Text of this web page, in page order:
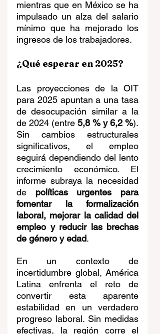
mientras que en México se ha
impulsado un alza del salario
mínimo que ha mejorado los
ingresos de los trabajadores.
¿Qué esperar en 2025?
Las proyecciones de la OIT
para 2025 apuntan a una tasa
de desocupación similar a la
de 2024 (entre 5,8 % y 6,2 %).
Sin cambios estructurales
significativos, el empleo
seguirá dependiendo del lento
crecimiento económico. El
informe subraya la necesidad
de políticas urgentes para
fomentar la formalización
laboral, mejorar la calidad del
empleo y reducir las brechas
de género y edad.
En un contexto de
incertidumbre global, América
Latina enfrenta el reto de
convertir esta aparente
estabilidad en un verdadero
progreso laboral. Sin medidas
efectivas, la región corre el